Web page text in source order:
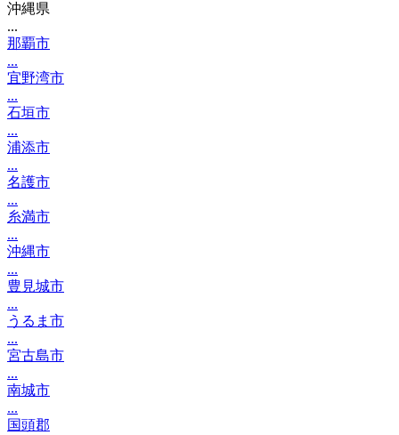
沖縄県
...
那覇市
...
宜野湾市
...
石垣市
...
浦添市
...
名護市
...
糸満市
...
沖縄市
...
豊見城市
...
うるま市
...
宮古島市
...
南城市
...
国頭郡